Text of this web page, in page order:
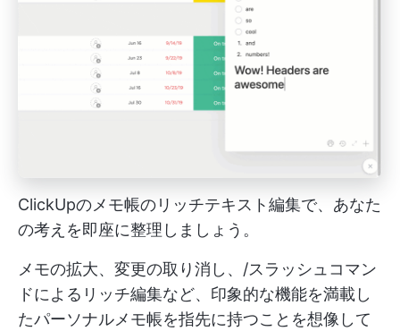
ClickUpのメモ帳のリッチテキスト編集で、あなた
の考えを即座に整理しましょう。
メモの拡大、変更の取り消し、/スラッシュコマン
ドによるリッチ編集など、印象的な機能を満載し
たパーソナルメモ帳を指先に持つことを想像して